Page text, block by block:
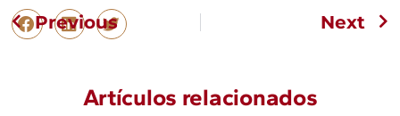
Previous Next
Artículos relacionados